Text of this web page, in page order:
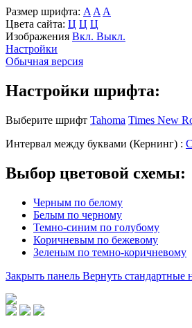
Размер шрифта: A A A
Цвета сайта: Ц Ц Ц
Изображения Вкл. Выкл.
Настройки
Обычная версия
Настройки шрифта:
Выберите шрифт Tahoma Times New
Интервал между буквами (Кернинг) :
Выбор цветовой схемы:
Черным по белому
Белым по черному
Темно-синим по голубому
Коричневым по бежевому
Зеленым по темно-коричневому
Закрыть панель Вернуть стандартные